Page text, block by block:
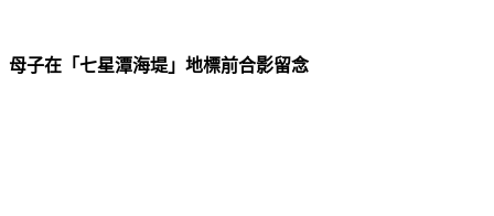
母子在「七星潭海堤」地標前合影留念